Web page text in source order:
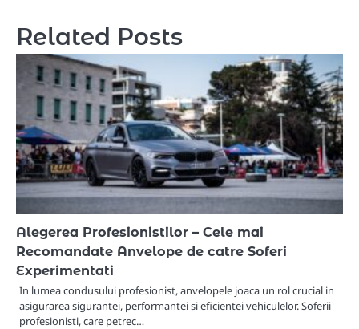
Related Posts
Alegerea Profesionistilor – Cele mai
Recomandate Anvelope de catre Soferi
Experimentati
In lumea condusului profesionist, anvelopele joaca un rol crucial in
asigurarea sigurantei, performantei si eficientei vehiculelor. Soferii
profesionisti, care petrec…